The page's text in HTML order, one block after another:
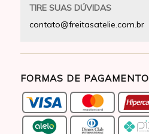
TIRE SUAS DÚVIDAS
contato@freitasatelie.com.br
FORMAS DE PAGAMENTO